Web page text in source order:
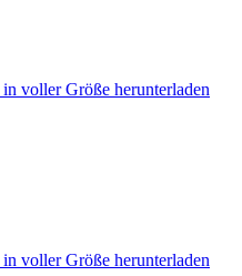
voller Größe herunterladen
voller Größe herunterladen